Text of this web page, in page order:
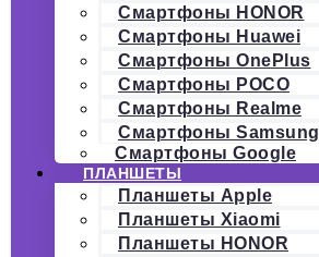
Смартфоны HONOR
Смартфоны Huawei
Смартфоны OnePlus
Смартфоны POCO
Смартфоны Realme
Смартфоны Samsung
Смартфоны Google
ПЛАНШЕТЫ
Планшеты Apple
Планшеты Xiaomi
Планшеты HONOR